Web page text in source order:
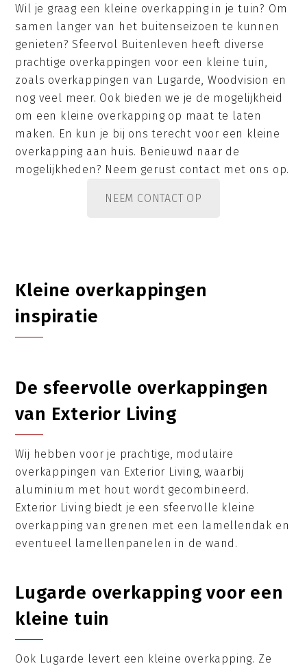
Wil je graag een kleine overkapping in je tuin? Om
samen langer van het buitenseizoen te kunnen
genieten? Sfeervol Buitenleven heeft diverse
prachtige overkappingen voor een kleine tuin,
zoals overkappingen van Lugarde, Woodvision en
nog veel meer. Ook bieden we je de mogelijkheid
om een kleine overkapping op maat te laten
maken. En kun je bij ons terecht voor een kleine
overkapping aan huis. Benieuwd naar de
mogelijkheden? Neem gerust contact met ons op.
NEEM CONTACT OP
Kleine overkappingen
inspiratie
De sfeervolle overkappingen
van Exterior Living
Wij hebben voor je prachtige, modulaire
overkappingen van Exterior Living, waarbij
aluminium met hout wordt gecombineerd.
Exterior Living biedt je een sfeervolle kleine
overkapping van grenen met een lamellendak en
eventueel lamellenpanelen in de wand.
Lugarde overkapping voor een
kleine tuin
Ook Lugarde levert een kleine overkapping. Ze